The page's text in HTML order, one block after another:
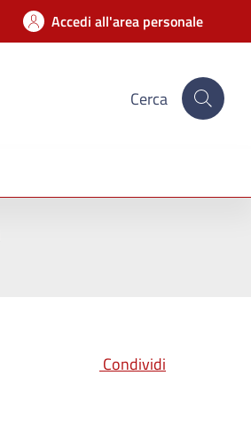
Accedi all'area personale
Cerca
Condividi